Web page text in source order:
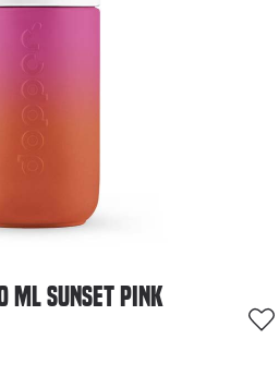
ml sunset pink